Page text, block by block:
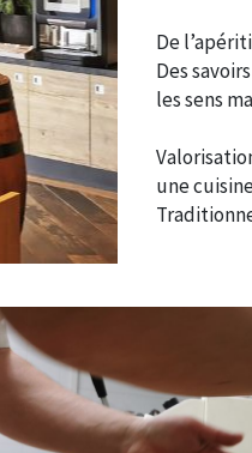
De
Des
les sens
une